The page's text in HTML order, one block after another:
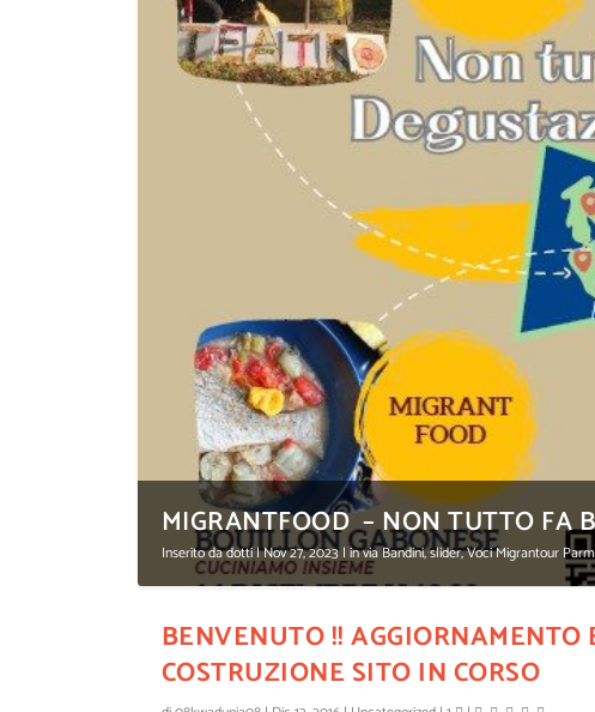
MIGRANTFOOD – NON TUTTO FA
Inserito dadotti|Nov 27, 2023| in via Bandini,slider,Voci Migrantour
BENVENUTO !! AGGIORNAMENTO
COSTRUZIONE SITO IN CORSO